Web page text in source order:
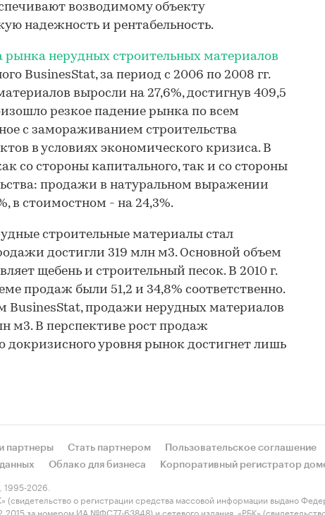
возводимому объекту
надежность и рентабельность.
рынка нерудных строительных материалов
BusinesStat, за период с 2006 по 2008 гг.
выросли на 27,6%, достигнув 409,5
резкое падение рынка по всем
с замораживанием строительства
в условиях экономического кризиса. В
со стороны капитального, так и со стороны
продажи в натуральном выражении
в стоимостном - на 24,3%.
строительные материалы стал
достигли 319 млн м3. Основной объем
щебень и строительный песок. В 2010 г.
продаж были 51,2 и 34,8% соответственно.
BusinesStat, продажи нерудных материалов
м3. В перспективе рост продаж
докризисного уровня рынок достигнет лишь
партнеры Стать партнером Пользовательское соглашение
Облако для бизнеса Корпоративный регистратор
2026.
о регистрации средства массовой информации выдано
за номером ИА №ФС77-63848) и сетевого издания «РБК»